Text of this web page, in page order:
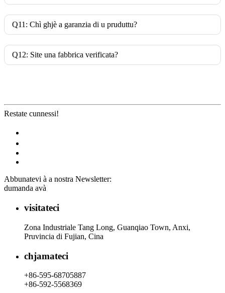
Q11: Chì ghjè a garanzia di u pruduttu?
Q12: Site una fabbrica verificata?
Restate cunnessi!
Abbunatevi à a nostra Newsletter:
dumanda avà
visitateci
Zona Industriale Tang Long, Guanqiao Town, Anxi,
Pruvincia di Fujian, Cina
chjamateci
+86-595-68705887
+86-592-5568369